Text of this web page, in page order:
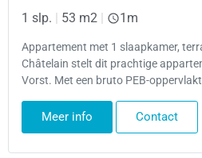
1 slp. | 53 m2 | 1m
Appartement met 1 slaapkamer,
Châtelain stelt dit prachtige
Vorst. Met een bruto PEB-
Meer info Contact